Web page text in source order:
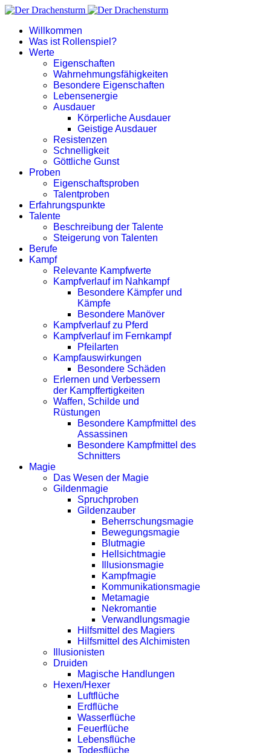
Willkommen
Was ist Rollenspiel?
Werte
Eigenschaften
Wahrnehmungsfähigkeiten
Besondere Eigenschaften
Lebensenergie
Ausdauer
Körperliche Ausdauer
Geistige Ausdauer
Resistenzen
Schnelligkeit
Göttliche Gunst
Proben
Eigenschaftsproben
Talentproben
Erfahrungspunkte
Talente
Beschreibung der Talente
Steigerung von Talenten
Berufe
Kampf
Relevante Kampfwerte
Kampfverlauf im Nahkampf
Besondere Kämpfer und
Kämpfe
Besondere Manöver
Kampfverlauf zu Pferd
Kampfverlauf im Fernkampf
Pfeilarten
Kampfauswirkungen
Besondere Schäden
Erlernen und Verbessern
der Kampffertigkeiten
Waffen, Schilde und
Rüstungen
Besondere Kampfmittel des
Assassinen
Besondere Kampfmittel des
Schnitters
Magie
Das Wesen der Magie
Gildenmagie
Spruchproben
Gildenzauber
Beherrschungsmagie
Bewegungsmagie
Blutmagie
Hellsichtmagie
Illusionsmagie
Kampfmagie
Kommunikationsmagie
Metamagie
Nekromantie
Verwandlungsmagie
Hilfsmittel des Magiers
Hilfsmittel des Alchimisten
Illusionisten
Druiden
Magische Handlungen
Hexen/Hexer
Luftflüche
Erdflüche
Wasserflüche
Feuerflüche
Lebensflüche
Todesflüche